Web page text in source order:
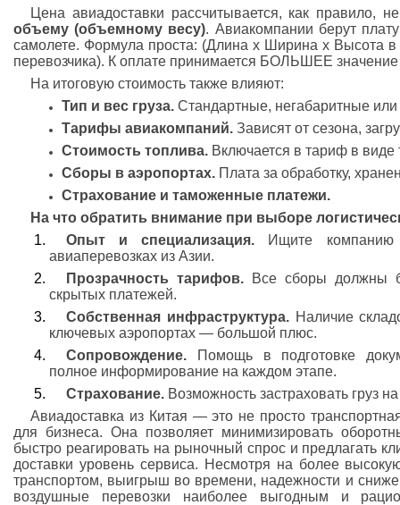
Цена авиадоставки рассчитывается, как правило,
объему (объемному весу). Авиакомпании берут
самолете. Формула проста: (Длина х Ширина х Высота в
перевозчика). К оплате принимается БОЛЬШЕЕ значение
На итоговую стоимость также влияют:
Тип и вес груза. Стандартные, негабаритные
Тарифы авиакомпаний. Зависят от сезона,
Стоимость топлива. Включается в тариф в виде
Сборы в аэропортах. Плата за обработку,
Страхование и таможенные платежи.
На что обратить внимание при выборе
Опыт и специализация. Ищите компанию
авиаперевозках из Азии.
Прозрачность тарифов. Все сборы должны
скрытых платежей.
Собственная инфраструктура.Наличие
ключевых аэропортах — большой плюс.
Сопровождение. Помощь в подготовке
полное информирование на каждом этапе.
Страхование. Возможность застраховать груз
Авиадоставка из Китая — это не просто
для бизнеса. Она позволяет минимизировать
быстро реагировать на рыночный спрос и предлагать
доставки уровень сервиса. Несмотря на более
транспортом, выигрыш во времени, надежности и
воздушные перевозки наиболее выгодным и